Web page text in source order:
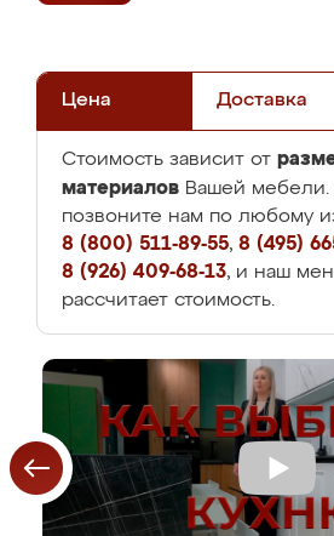
Цена Доставка
Стоимость зависит от
материалов Вашей мебели.
позвоните нам по любому
8 (800) 511-89-55, 8 (495)
8 (926) 409-68-13, и наш
рассчитает стоимость.